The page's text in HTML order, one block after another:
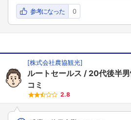
参考になった 0
[株式会社農協観光]
ルートセールス 20代後半
コミ
2.8